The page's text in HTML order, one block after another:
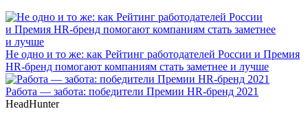
Не одно и то же: как Рейтинг работодателей России и Премия
HR-бренд помогают компаниям стать заметнее и лучше
Работа — забота: победители Премии HR-бренд 2021
HeadHunter